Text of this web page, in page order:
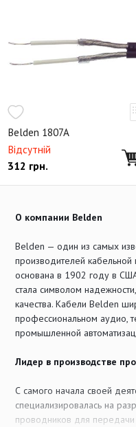
Мультикорный кабель Flex
Аналоговый видеокабель
Цифровой видеокабель
Цифровой миниатюрный
Цифровой
Цифровой SMPTE 3GB
TRIAX видеокабель
SMPTE 311M Hybrid
Цифровой RGB/SDI/
Belden 1807A
Відсутній
312 грн.
О компании Belden
Belden — один из самых
производителей
основана в 1902 году в
стала символом
качества. Кабели Belden
профессиональном аудио,
промышленной
Лидер в производстве
С самого начала своей
специализировалась на
проводников для передачи